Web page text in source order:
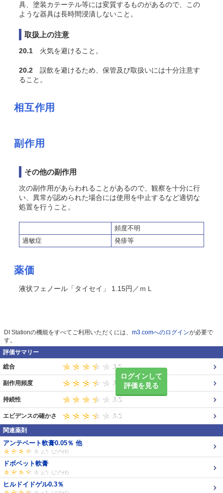
具、塗装カテーテル等には変質するものがあるので、この
ような器具は長時間浸漬しないこと。
取扱上の注意
20.1 火気を避けること。
20.2 誤飲を避けるため、保管及び取扱いには十分注意す
ること。
相互作用
副作用
その他の副作用
次の副作用があらわれることがあるので、観察を十分に行
い、異常が認められた場合には使用を中止するなど適切な
処置を行うこと。
頻度不明
過敏症
発疹等
薬価
液状フェノール「タイセイ」 1.15円／ｍＬ
DI Stationの機能をすべてご利用いただくには、 m3.comへのログインが必要で
す。
評価サマリー
ログインして
評価を見る
総合
副作用頻度
持続性
エビデンスの確かさ
関連薬剤
アンテベート軟膏0.05％ 他
ドボベット軟膏
ヒルドイドゲル0.3％